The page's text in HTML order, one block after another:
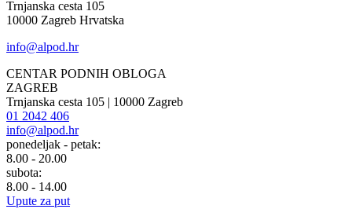
Trnjanska cesta 105
10000 Zagreb Hrvatska
info@alpod.hr
CENTAR PODNIH OBLOGA
ZAGREB
Trnjanska cesta 105 | 10000 Zagreb
01 2042 406
info@alpod.hr
ponedeljak - petak:
8.00 - 20.00
subota:
8.00 - 14.00
Upute za put